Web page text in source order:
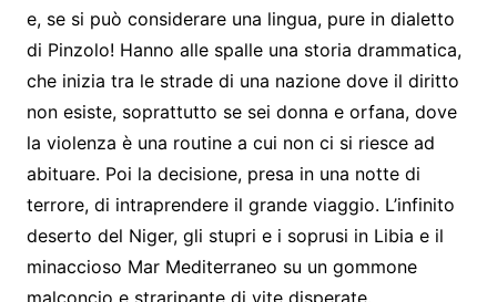
e, se si può considerare una lingua, pure in dialetto
di Pinzolo! Hanno alle spalle una storia drammatica,
che inizia tra le strade di una nazione dove il diritto
non esiste, soprattutto se sei donna e orfana, dove
la violenza è una routine a cui non ci si riesce ad
abituare. Poi la decisione, presa in una notte di
terrore, di intraprendere il grande viaggio. L’infinito
deserto del Niger, gli stupri e i soprusi in Libia e il
minaccioso Mar Mediterraneo su un gommone
malconcio e straripante di vite disperate.